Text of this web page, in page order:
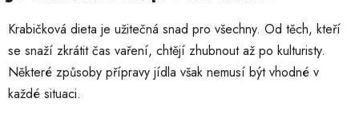
Krabičková dieta je užitečná snad pro všechny. Od těch, kteří
se snaží zkrátit čas vaření, chtějí zhubnout až po kulturisty.
Některé způsoby přípravy jídla však nemusí být vhodné v
každé situaci.